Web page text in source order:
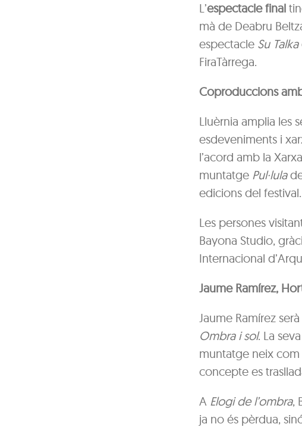
L’espectacle final
mà de Deabru
espectacle Su Talka
FiraTàrrega.
Coproduccions
Lluèrnia amplia les
esdeveniments i
l’acord amb la
muntatge Pul·lula
edicions del festival.
Les persones
Bayona Studio,
Internacional
Jaume Ramírez,
Jaume Ramírez
Ombra i sol. La
muntatge neix com
concepte es
A Elogi de l’ombra,
ja no és pèrdua,